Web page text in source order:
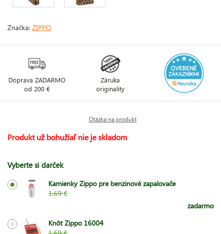
Značka: ZIPPO
Doprava ZADARMO
od 200 €
Záruka
originality
Otázka na produkt
Produkt už bohužiaľ nie je skladom
Vyberte si darček
Kamienky Zippo pre benzinové zapalovače
1.69 €
zadarmo
Knôt Zippo 16004